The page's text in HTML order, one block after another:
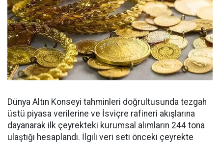
Dünya Altın Konseyi tahminleri doğrultusunda tezgah
üstü piyasa verilerine ve İsviçre rafineri akışlarına
dayanarak ilk çeyrekteki kurumsal alımların 244 tona
ulaştığı hesaplandı. İlgili veri seti önceki çeyrekte